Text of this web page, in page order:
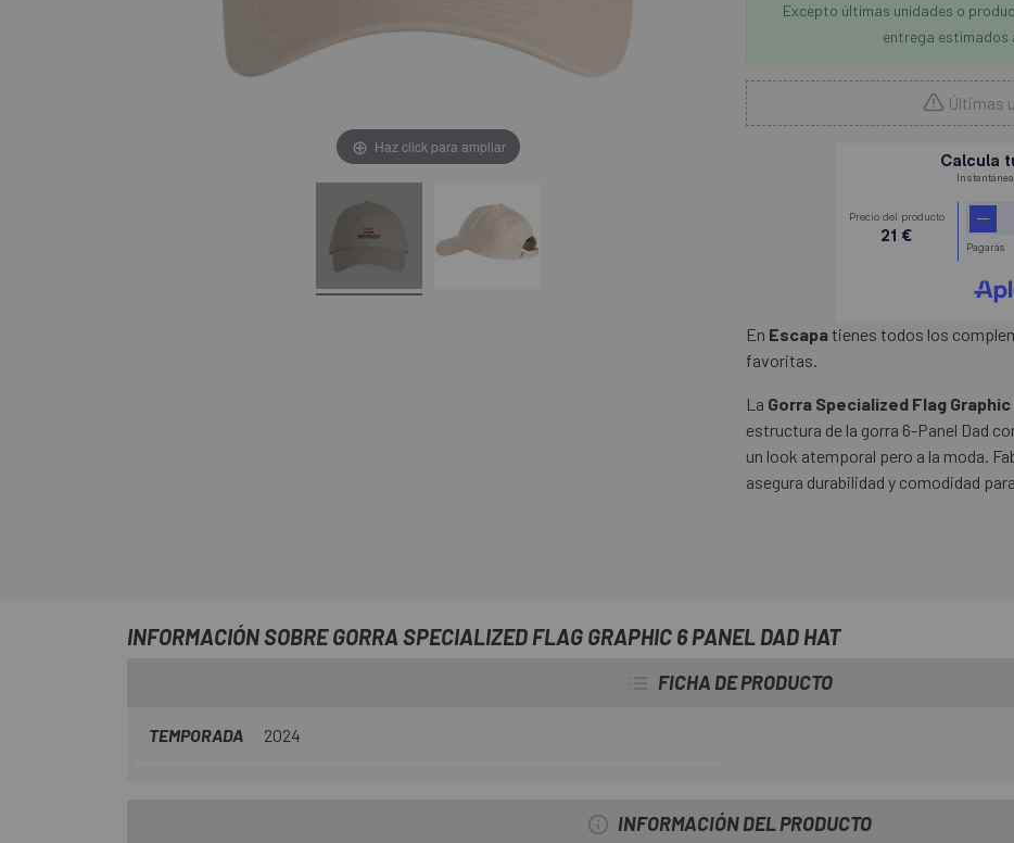
Haz click para ampliar
Excepto últimas unidades o
entrega estimados
Últimas
En Escapatienes todos los
favoritas.
La Gorra Specialized Flag Graphic
estructura de la gorra 6-Panel Dad
un look atemporal pero a la moda.
asegura durabilidad y comodidad
INFORMACIÓN SOBRE GORRA SPECIALIZED FLAG GRAPHIC 6 PANEL DAD HAT
FICHA DE PRODUCTO
TEMPORADA 2024
INFORMACIÓN DEL PRODUCTO